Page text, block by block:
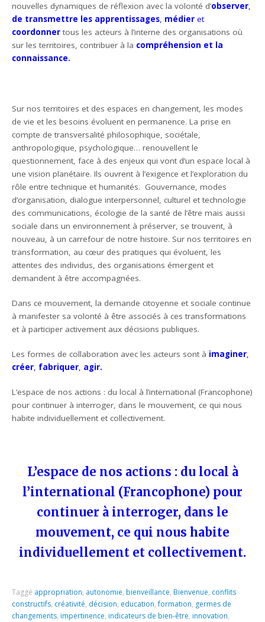
nouvelles dynamiques de réflexion avec la volonté d’observer,
de transmettre les apprentissages, médieret
coordonner tous les acteurs à l’interne des organisations où
sur les territoires, contribuer à la compréhension et la
connaissance.
Sur nos territoires et des espaces en changement, les modes
de vie et les besoins évoluent en permanence. La prise en
compte de transversalité philosophique, sociétale,
anthropologique, psychologique… renouvellent le
questionnement, face à des enjeux qui vont d’un espace local à
une vision planétaire. Ils ouvrent à l’exigence et l’exploration du
rôle entre technique et humanités. Gouvernance, modes
d’organisation, dialogue interpersonnel, culturel et technologie
des communications, écologie de la santé de l’être mais aussi
sociale dans un environnement à préserver, se trouvent, à
nouveau, à un carrefour de notre histoire. Sur nos territoires en
transformation, au cœur des pratiques qui évoluent, les
attentes des individus, des organisations émergent et
demandent à être accompagnées.
Dans ce mouvement, la demande citoyenne et sociale continue
à manifester sa volonté à être associés à ces transformations
et à participer activement aux décisions publiques.
Les formes de collaboration avec les acteurs sont à imaginer,
créer, fabriquer, agir.
L’espace de nos actions : du local à l’international (Francophone)
pour continuer à interroger, dans le mouvement, ce qui nous
habite individuellement et collectivement.
L’espace de nos actions : du local à
l’international (Francophone) pour
continuer à interroger, dans le
mouvement, ce qui nous habite
individuellement et collectivement.
Taggé appropriation, autonomie, bienveillance, Bienvenue, conflits
constructifs, créativité, décision, education,formation, germes de
changements, impertinence, indicateurs de bien-être, innovation,